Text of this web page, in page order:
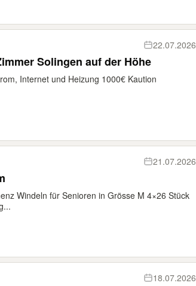
22.07.2026
Solingen auf der Höhe
Internet und Heizung 1000€ Kaution
21.07.2026
Windeln für Senioren in Grösse M 4×26 Stück
18.07.2026